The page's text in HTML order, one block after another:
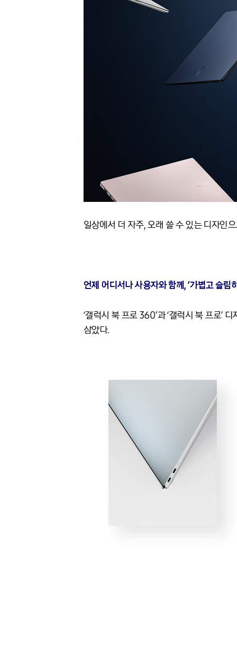
일상에서 더 자주, 오래 쓸 수 있는 디자인
언제 어디서나 사용자와 함께, ‘가볍고 슬림
‘갤럭시 북 프로 360’과 ‘갤럭시 북 프로’
삼았다.